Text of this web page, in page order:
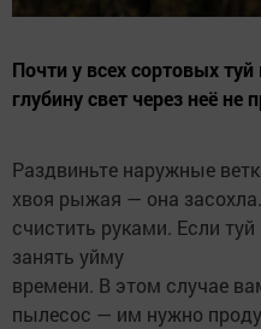
Почти у всех сортовых
глубину свет через неё не
Раздвиньте наружные
хвоя рыжая — она
счистить руками. Если
занять уйму
времени. В этом случае
пылесос — им нужно